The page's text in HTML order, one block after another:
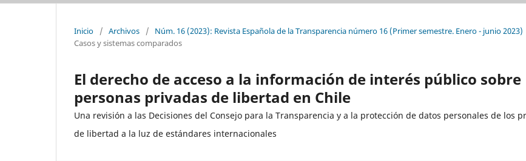
Inicio / Archivos / Núm. 16 (2023): Revista Española de la Transparencia número 16 (Primer semestre. Enero - junio 2023)
Casos y sistemas comparados
El derecho de acceso a la información de interés público sobre
personas privadas de libertad en Chile
Una revisión a las Decisiones del Consejo para la Transparencia y a la protección de datos personales de los
de libertad a la luz de estándares internacionales